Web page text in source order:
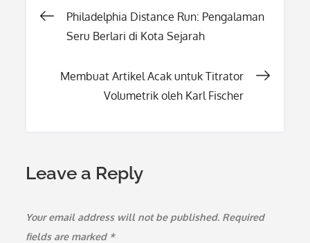
Post
Philadelphia Distance Run: Pengalaman
Seru Berlari di Kota Sejarah
Membuat Artikel Acak untuk Titrator
Volumetrik oleh Karl Fischer
Leave a Reply
Your email address will not be published. Required
fields are marked *